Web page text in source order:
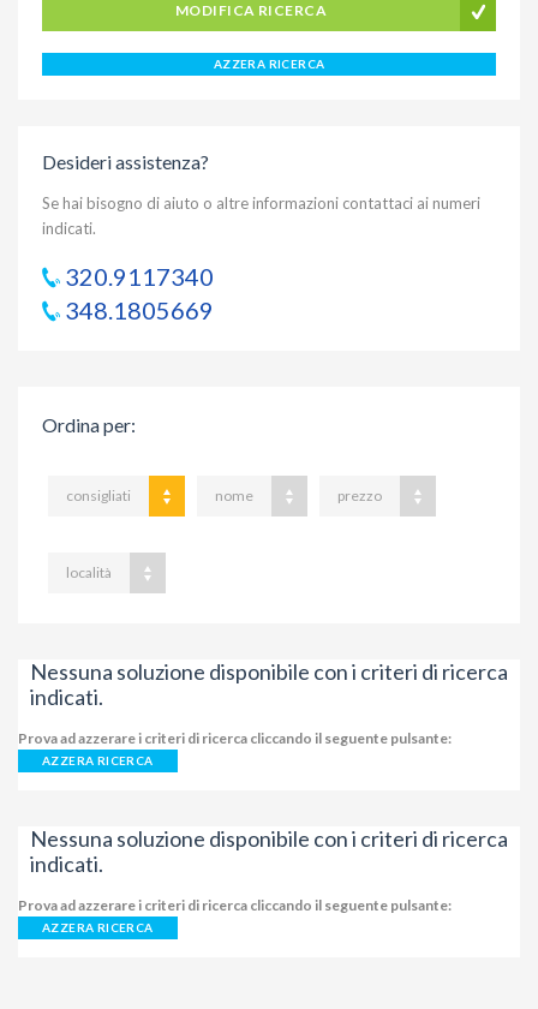
MODIFICA RICERCA
AZZERA RICERCA
Desideri assistenza?
Se hai bisogno di aiuto o altre informazioni contattaci ai numeri
indicati.
320.9117340
348.1805669
Ordina per:
consigliati nome prezzo
località
Nessuna soluzione disponibile con i criteri di ricerca
indicati.
Prova ad azzerare i criteri di ricerca cliccando il seguente pulsante:
AZZERA RICERCA
Nessuna soluzione disponibile con i criteri di ricerca
indicati.
Prova ad azzerare i criteri di ricerca cliccando il seguente pulsante:
AZZERA RICERCA